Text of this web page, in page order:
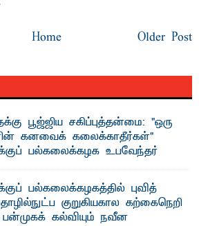
Older Post
Home
பூஜ்ஜிய சகிப்புத்தன்மை: "ஒரு
கனவைக் கலைக்காதீர்கள்" –
பல்கலைக்கழக உபவேந்தர்
மாணவியின் கனவு என்னால்
உறுதியை ஒவ்வொரு மாணவரும் ...
பல்கலைக்கழகத்தில் புவித்
குறுகியகால கற்கைநெறி
கல்வியும் நவீன